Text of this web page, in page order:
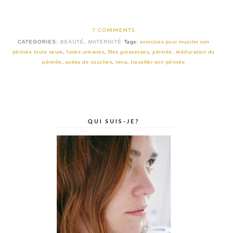
7 COMMENTS
CATEGORIES: BEAUTÉ MATERNITÉ Tags: exercices pour muscler son
périnée toute seule
fuites urinaires Mes grossesses périnée
rééducation du
périnée
suites de couches tena travailler son périnée
QUI SUIS-JE?